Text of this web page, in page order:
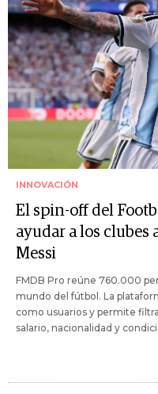
INNOVACIÓN
El spin-off del
ayudar a los
Messi
FMDB Pro reúne 760.000
mundo del fútbol. La
como usuarios y permite
salario, nacionalidad y